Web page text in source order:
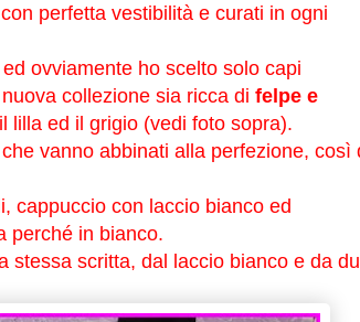
perfetta vestibilità e curati in ogni
ovviamente ho scelto solo capi
collezione sia ricca di felpe e
lilla ed il grigio (vedi foto sopra).
vanno abbinati alla perfezione, così
cappuccio con laccio bianco ed
perché in bianco.
scritta, dal laccio bianco e da